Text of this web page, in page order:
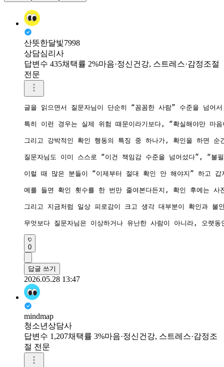
산뜻한달빛7998
상담심리사
답변수 435채택률 2%마음·정신건강, 스트레스·감정조절
전문
글을 읽으면서 질문자님이 단순히 “꼼꼼한 사람” 수준을 넘
특히 이런 경우는 실제 위험 때문이라기보다, “확실해야만 마
그리고 강박적인 확인 행동의 특징 중 하나가, 확인을 하면
질문자님도 이미 스스로 “이건 책임감 수준을 넘어섰다”, “
이럴 때 많은 분들이 “이제부터 절대 확인 안 해야지” 하고
예를 들면 확인 횟수를 한 번만 줄여본다든지, 확인 후에는 사
그리고 지금처럼 일상 피로감이 크고 생각 대부분이 확인과
0
답글 쓰기
2026.05.28 13:47
mindmap
청소년상담사
답변수 1,207채택률 3%마음·정신건강, 스트레스·감정조
절 전문